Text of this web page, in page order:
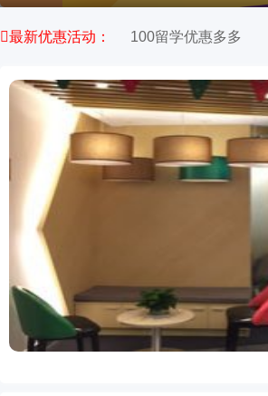
最新优惠活动： 100留学优惠多多